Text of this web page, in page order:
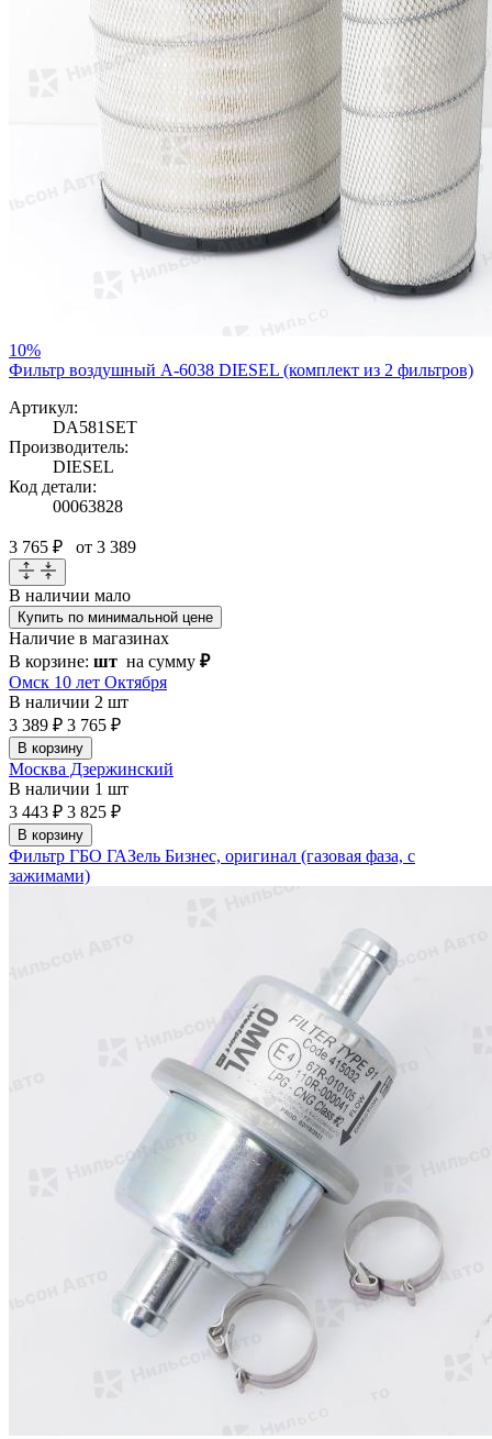
10%
Фильтр воздушный A-6038 DIESEL (комплект из 2 фильтров)
Артикул:
DA581SET
Производитель:
DIESEL
Код детали:
00063828
3 765 ₽ от 3 389
В наличии мало
Купить по минимальной цене
Наличие в магазинах
В корзине: шт на сумму ₽
Омск 10 лет Октября
В наличии 2 шт
3 389 ₽ 3 765 ₽
В корзину
Москва Дзержинский
В наличии 1 шт
3 443 ₽ 3 825 ₽
В корзину
Фильтр ГБО ГАЗель Бизнес, оригинал (газовая фаза, с
зажимами)